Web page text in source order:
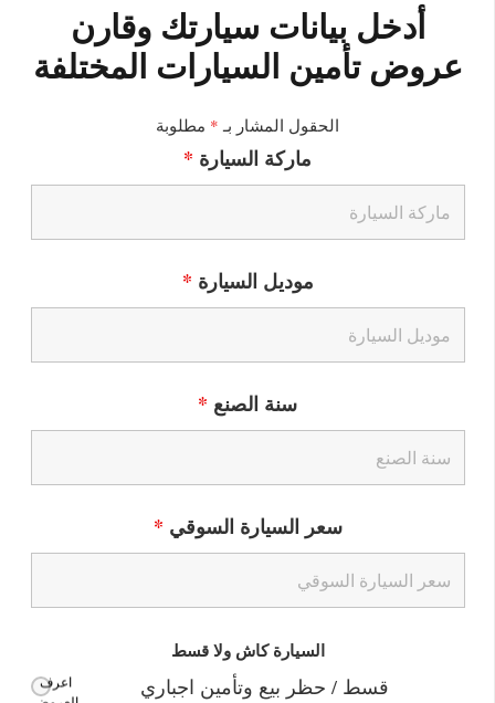
أدخل بيانات سيارتك وقارن
عروض تأمين السيارات المختلفة
الحقول المشار بـ * مطلوبة
ماركة السيارة *
موديل السيارة *
سنة الصنع *
سعر السيارة السوقي *
السيارة كاش ولا قسط
قسط / حظر بيع وتأمين اجباري
اعرف